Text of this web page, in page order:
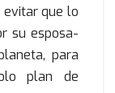
que lo
su esposa-
para
plan de